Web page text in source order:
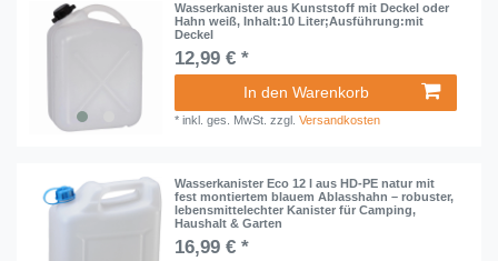
Wasserkanister aus Kunststoff mit Deckel oder
Hahn weiß, Inhalt:10 Liter;Ausführung:mit
Deckel
12,99 € *
In den Warenkorb
*inkl. ges. MwSt. zzgl.Versandkosten
Wasserkanister Eco 12 l aus HD-PE natur mit
fest montiertem blauem Ablasshahn – robuster,
lebensmittelechter Kanister für Camping,
Haushalt & Garten
16,99 € *